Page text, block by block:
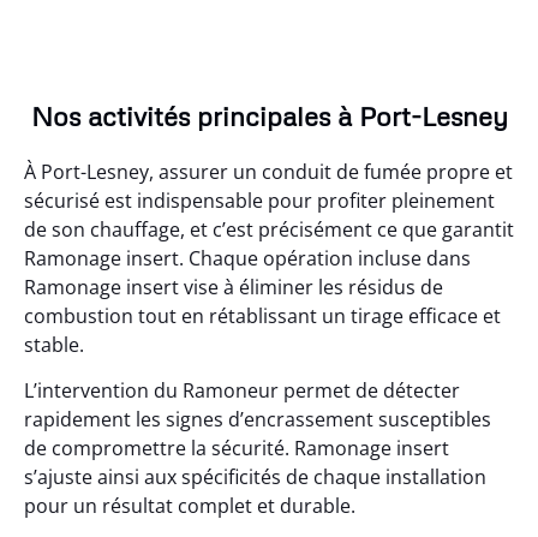
Nos activités principales à Port-Lesney
À Port-Lesney, assurer un conduit de fumée propre et
sécurisé est indispensable pour profiter pleinement
de son chauffage, et c’est précisément ce que garantit
Ramonage insert. Chaque opération incluse dans
Ramonage insert vise à éliminer les résidus de
combustion tout en rétablissant un tirage efficace et
stable.
L’intervention du Ramoneur permet de détecter
rapidement les signes d’encrassement susceptibles
de compromettre la sécurité. Ramonage insert
s’ajuste ainsi aux spécificités de chaque installation
pour un résultat complet et durable.